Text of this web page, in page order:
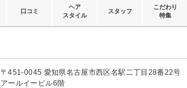
口コミ
ヘア
スタイル
スタッフ
こだわり
特集
〒451-0045 愛知県名古屋市西区名駅二丁目28番22号
アールイービル6階